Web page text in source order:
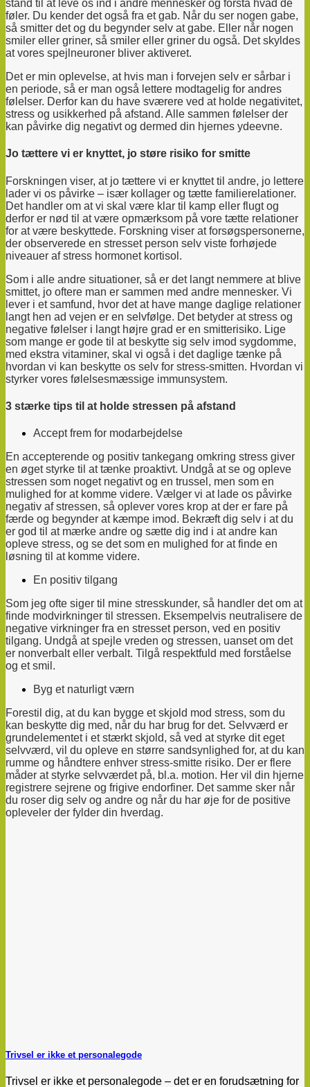
stand til at leve os ind i andre mennesker og forstå hvad de
føler. Du kender det også fra et gab. Når du ser nogen gabe,
så smitter det og du begynder selv at gabe. Eller når nogen
smiler eller griner, så smiler eller griner du også. Det skyldes
at vores spejlneuroner bliver aktiveret.
Det er min oplevelse, at hvis man i forvejen selv er sårbar i
en periode, så er man også lettere modtagelig for andres
følelser. Derfor kan du have sværere ved at holde negativitet,
stress og usikkerhed på afstand. Alle sammen følelser der
kan påvirke dig negativt og dermed din hjernes ydeevne.
Jo tættere vi er knyttet, jo støre risiko for smitte
Forskningen viser, at jo tættere vi er knyttet til andre, jo lettere
lader vi os påvirke – især kollager og tætte familierelationer.
Det handler om at vi skal være klar til kamp eller flugt og
derfor er nød til at være opmærksom på vore tætte relationer
for at være beskyttede. Forskning viser at forsøgspersonerne,
der observerede en stresset person selv viste forhøjede
niveauer af stress hormonet kortisol.
Som i alle andre situationer, så er det langt nemmere at blive
smittet, jo oftere man er sammen med andre mennesker. Vi
lever i et samfund, hvor det at have mange daglige relationer
langt hen ad vejen er en selvfølge. Det betyder at stress og
negative følelser i langt højre grad er en smitterisiko. Lige
som mange er gode til at beskytte sig selv imod sygdomme,
med ekstra vitaminer, skal vi også i det daglige tænke på
hvordan vi kan beskytte os selv for stress-smitten. Hvordan vi
styrker vores følelsesmæssige immunsystem.
3 stærke tips til at holde stressen på afstand
Accept frem for modarbejdelse
En accepterende og positiv tankegang omkring stress giver
en øget styrke til at tænke proaktivt. Undgå at se og opleve
stressen som noget negativt og en trussel, men som en
mulighed for at komme videre. Vælger vi at lade os påvirke
negativ af stressen, så oplever vores krop at der er fare på
færde og begynder at kæmpe imod. Bekræft dig selv i at du
er god til at mærke andre og sætte dig ind i at andre kan
opleve stress, og se det som en mulighed for at finde en
løsning til at komme videre.
En positiv tilgang
Som jeg ofte siger til mine stresskunder, så handler det om at
finde modvirkninger til stressen. Eksempelvis neutralisere de
negative virkninger fra en stresset person, ved en positiv
tilgang. Undgå at spejle vreden og stressen, uanset om det
er nonverbalt eller verbalt. Tilgå respektfuld med forståelse
og et smil.
Byg et naturligt værn
Forestil dig, at du kan bygge et skjold mod stress, som du
kan beskytte dig med, når du har brug for det. Selvværd er
grundelementet i et stærkt skjold, så ved at styrke dit eget
selvværd, vil du opleve en større sandsynlighed for, at du kan
rumme og håndtere enhver stress-smitte risiko. Der er flere
måder at styrke selvværdet på, bl.a. motion. Her vil din hjerne
registrere sejrene og frigive endorfiner. Det samme sker når
du roser dig selv og andre og når du har øje for de positive
opleveler der fylder din hverdag.
Trivsel er ikke et personalegode
Trivsel er ikke et personalegode – det er en forudsætning for